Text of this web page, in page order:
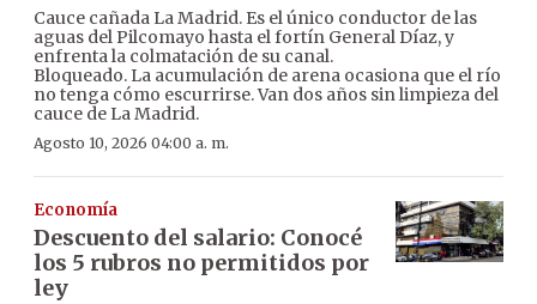
Cauce cañada La Madrid. Es el único conductor de las
aguas del Pilcomayo hasta el fortín General Díaz, y
enfrenta la colmatación de su canal.
Bloqueado. La acumulación de arena ocasiona que el río
no tenga cómo escurrirse. Van dos años sin limpieza del
cauce de La Madrid.
Agosto 10, 2026 04:00 a. m.
Economía
Descuento del salario: Conocé
los 5 rubros no permitidos por
ley